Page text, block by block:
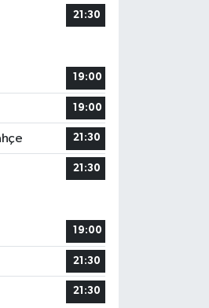
21:30
19:00
19:00
21:30
21:30
19:00
21:30
21:30